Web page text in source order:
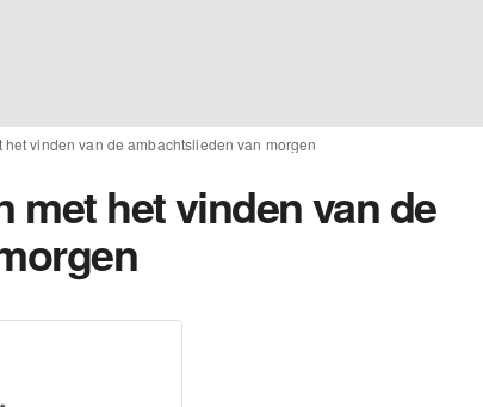
vinden van de ambachtslieden van morgen
met het vinden van de